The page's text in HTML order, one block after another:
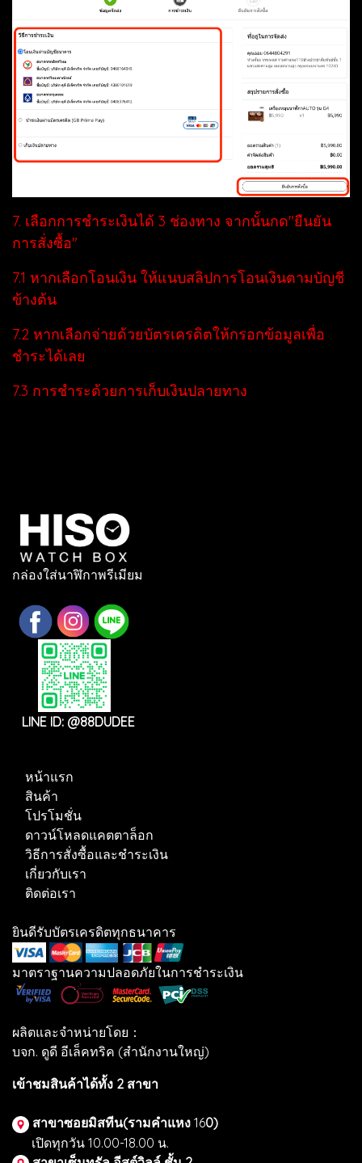
7. เลือกการชำระเงินได้ 3 ช่องทาง จากนั้นกด"ยืนยัน
การสั่งซื้อ"
7.1 หากเลือกโอนเงิน ให้แนบสลิปการโอนเงินตามบัญชี
ข้างต้น
7.2 หากเลือกจ่ายด้วยบัตรเครดิตให้กรอกข้อมูลเพื่อ
ชำระได้เลย
7.3 การชำระด้วยการเก็บเงินปลายทาง
กล่องใส่นาฬิกาพรีเมียม
LINE ID: @88DUDEE
หน้าแรก
สินค้า
โปรโมชั่น
ดาวน์โหลดแคตตาล็อก
วิธีการสั่งซื้อและชำระเงิน
เกี่ยวกับเรา
ติดต่อเรา
ยินดีรับบัตรเครดิตทุกธนาคาร
มาตราฐานความปลอดภัยในการชำระเงิน
ผลิตและจำหน่ายโดย：
บจก. ดูดี อีเล็คทริค (สำนักงานใหญ่)
เข้าชมสินค้าได้ทั้ง 2 สาขา
สาขาซอยมิสทีน(รามคำแหง 160)
เปิดทุกวัน 10.00-18.00 น.